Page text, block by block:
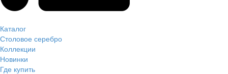
Каталог
Столовое серебро
Коллекции
Новинки
Где купить